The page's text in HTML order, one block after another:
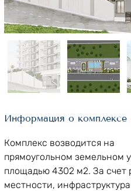
Информация о комплексе
Комплекс возводится на
прямоугольном земельном
площадью 4302 м2. За счет
местности,